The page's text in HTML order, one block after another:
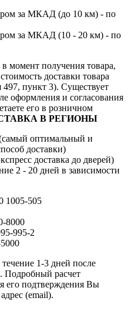
за МКАД (до 10 км) - по
за МКАД (10 - 20 км) - по
момент получения товара,
доставки товара
497, пункт 3). Существует
оформления и согласования
его в розничном
В РЕГИОНЫ
оптимальный и
доставки)
доставка до дверей)
2 - 20 дней в зависимости
1005-505
8000
995-2
1-3 дней после
Подробный расчет
его подтверждения Вы
(email).